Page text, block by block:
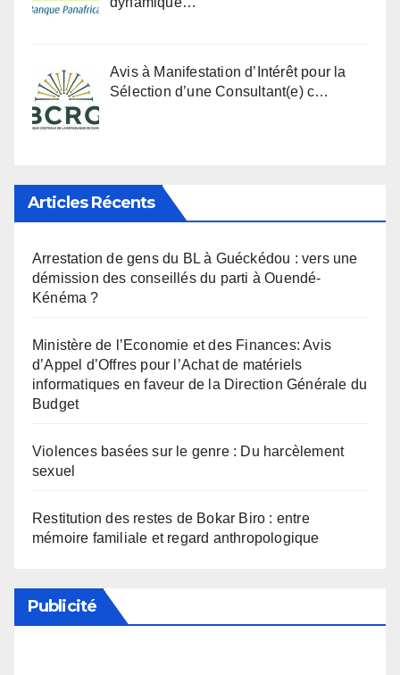
Avis à Manifestation d’Intérêt pour la
Sélection d’une Consultant(e) c…
Articles Récents
Arrestation de gens du BL à Guéckédou : vers une
démission des conseillés du parti à Ouendé-
Kénéma ?
Ministère de l’Economie et des Finances: Avis
d’Appel d’Offres pour l’Achat de matériels
informatiques en faveur de la Direction Générale du
Budget
Violences basées sur le genre : Du harcèlement
sexuel
Restitution des restes de Bokar Biro : entre
mémoire familiale et regard anthropologique
Publicité